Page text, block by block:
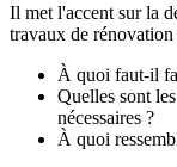
Il met l'accent sur la
travaux de rénovation
À quoi faut-il
Quelles sont
nécessaires ?
À quoi